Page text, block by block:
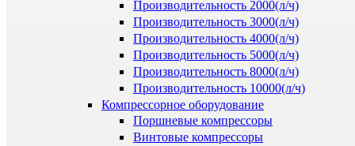
Производительность 2000(л/ч)
Производительность 3000(л/ч)
Производительность 4000(л/ч)
Производительность 5000(л/ч)
Производительность 8000(л/ч)
Производительность 10000(л/ч)
Компрессорное оборудование
Поршневые компрессоры
Винтовые компрессоры